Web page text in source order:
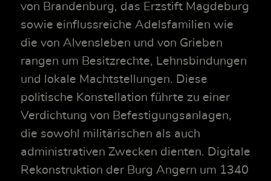
von Brandenburg, das Erzstift Magdeburg
sowie einflussreiche Adelsfamilien wie
die von Alvensleben und von Grieben
rangen um Besitzrechte, Lehnsbindungen
und lokale Machtstellungen. Diese
politische Konstellation führte zu einer
Verdichtung von Befestigungsanlagen,
die sowohl militärischen als auch
administrativen Zwecken dienten. Digitale
Rekonstruktion der Burg Angern um 1340